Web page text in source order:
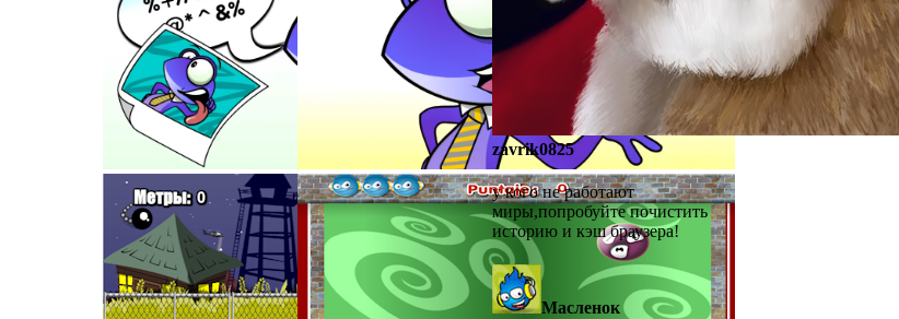
zavrik0825
у кого не работают
миры,попробуйте почистить
историю и кэш браузера!
Масленок